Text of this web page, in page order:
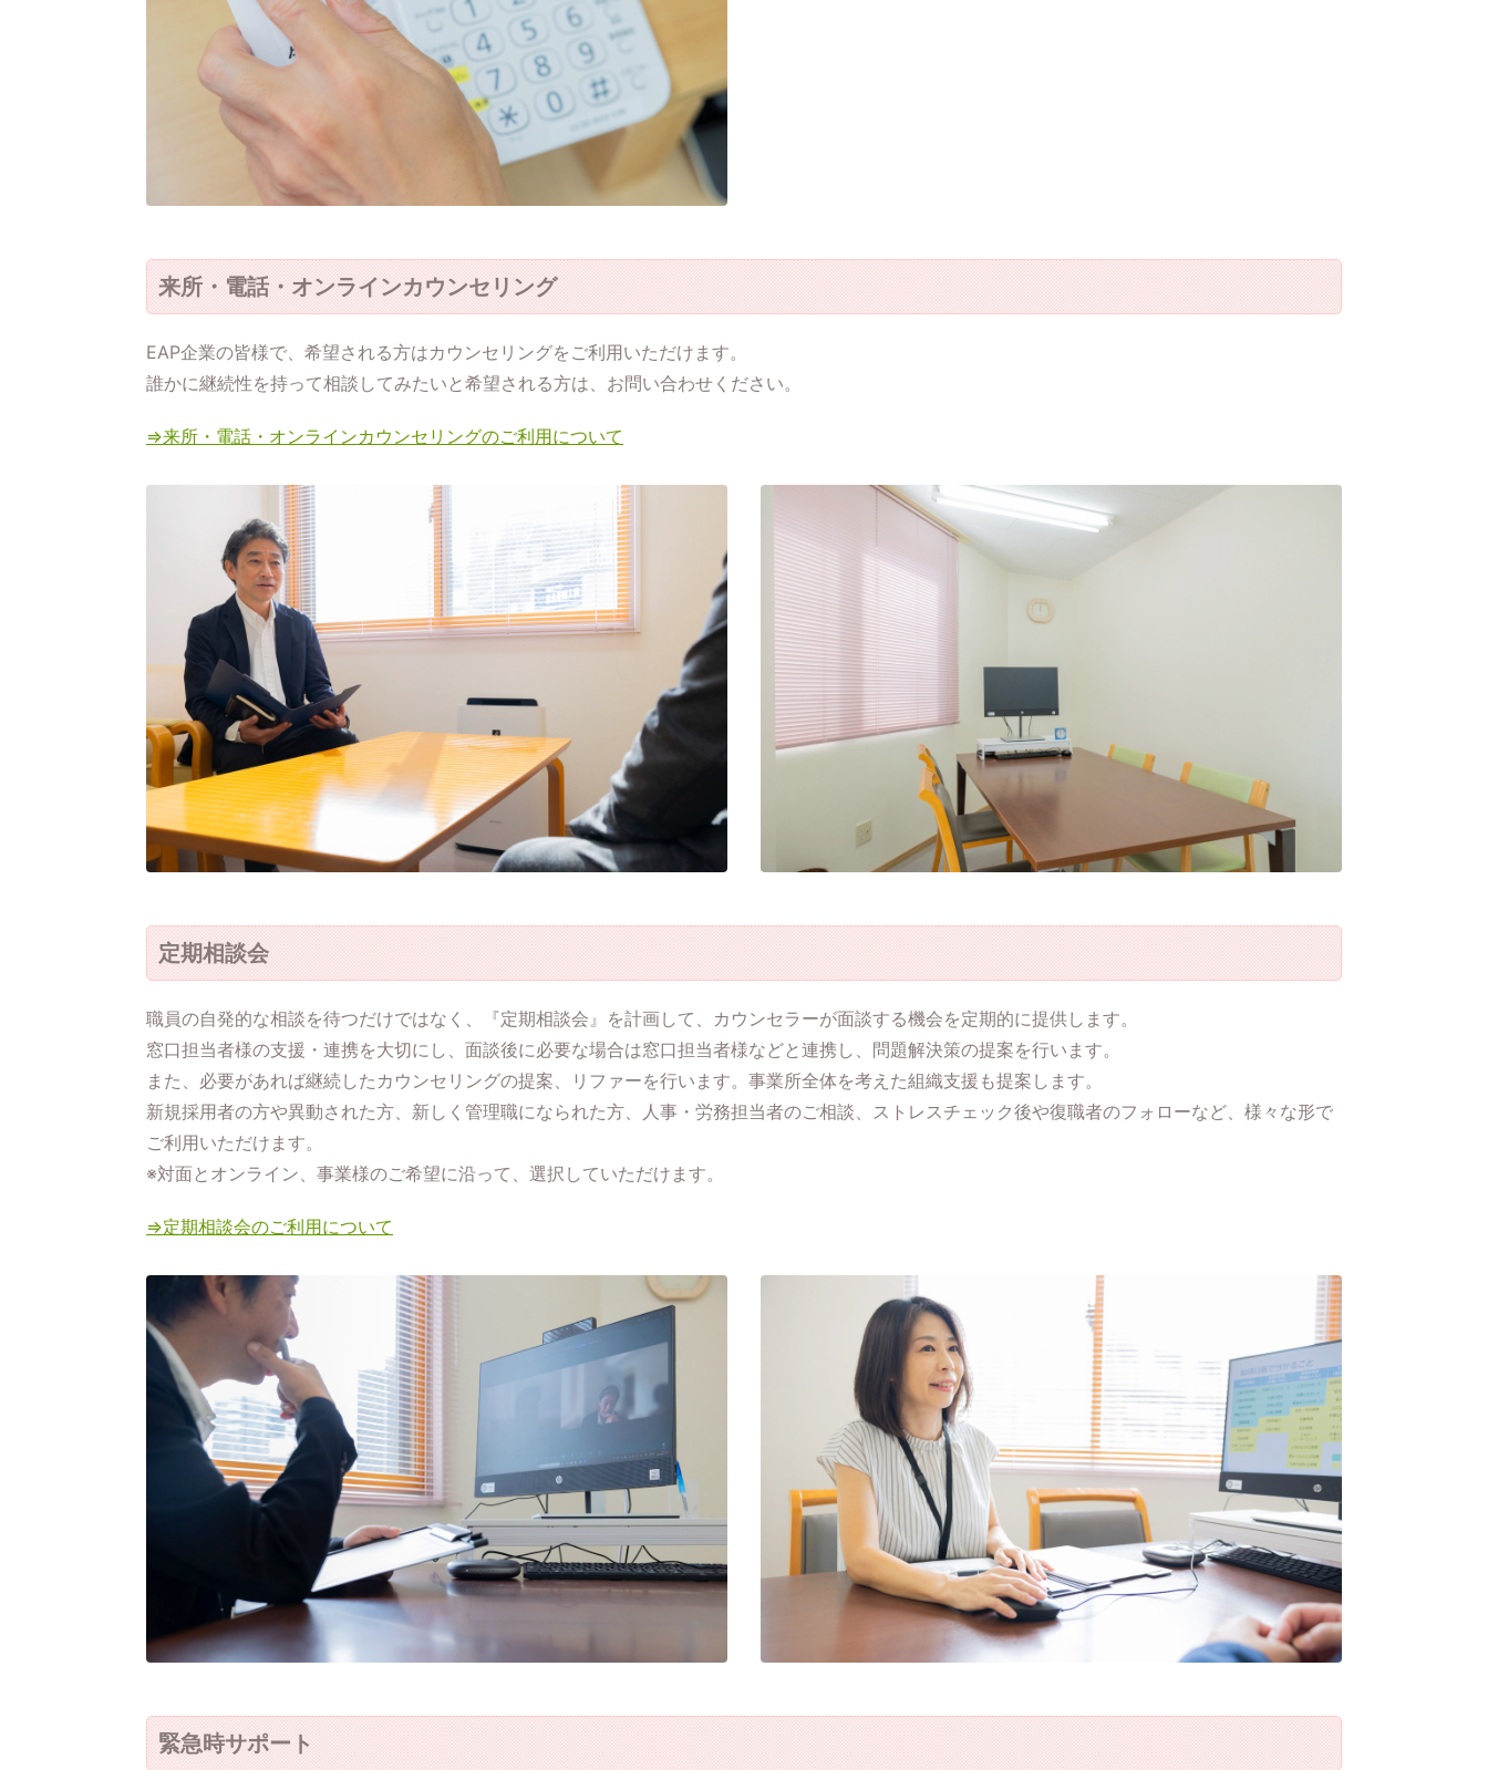
来所・電話・オンラインカウンセリング
EAP企業の皆様で、希望される方はカウンセリングをご利用いただけます。
誰かに継続性を持って相談してみたいと希望される方は、お問い合わせください。
⇒来所・電話・オンラインカウンセリングのご利用について
定期相談会
職員の自発的な相談を待つだけではなく、『定期相談会』を計画して、カウンセラーが面談する機会を定期的に提供します。
窓口担当者様の支援・連携を大切にし、面談後に必要な場合は窓口担当者様などと連携し、問題解決策の提案を行います。
また、必要があれば継続したカウンセリングの提案、リファーを行います。事業所全体を考えた組織支援も提案します。
新規採用者の方や異動された方、新しく管理職になられた方、人事・労務担当者のご相談、ストレスチェック後や復職者のフォローなど、様々な形で
ご利用いただけます。
※対面とオンライン、事業様のご希望に沿って、選択していただけます。
⇒定期相談会のご利用について
緊急時サポート